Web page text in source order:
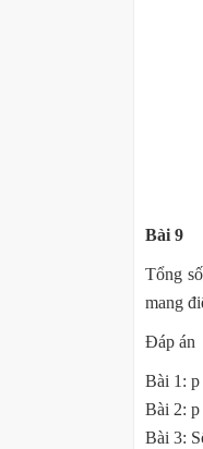
Bài 9
Tổng
mang
Đáp án
Bài 1:
Bài 2:
Bài 3: